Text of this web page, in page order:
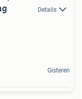
Details
Gisteren